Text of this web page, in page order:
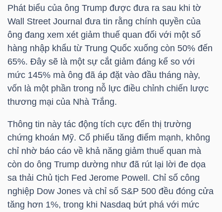
Phát biểu của ông Trump được đưa ra sau khi tờ
Wall Street Journal đưa tin rằng chính quyền của
ông đang xem xét giảm thuế quan đối với một số
hàng nhập khẩu từ Trung Quốc xuống còn 50% đến
65%. Đây sẽ là một sự cắt giảm đáng kể so với
mức 145% mà ông đã áp đặt vào đầu tháng này,
vốn là một phần trong nỗ lực điều chỉnh chiến lược
thương mại của Nhà Trắng.
Thông tin này tác động tích cực đến thị trường
chứng khoán Mỹ. Cổ phiếu tăng điểm mạnh, không
chỉ nhờ báo cáo về khả năng giảm thuế quan mà
còn do ông Trump dường như đã rút lại lời đe dọa
sa thải Chủ tịch Fed Jerome Powell. Chỉ số công
nghiệp Dow Jones và chỉ số S&P 500 đều đóng cửa
tăng hơn 1%, trong khi Nasdaq bứt phá với mức
VIETSTOCKFINANCE
MÔ
NGÀNH
DOANH
NGHIỆP